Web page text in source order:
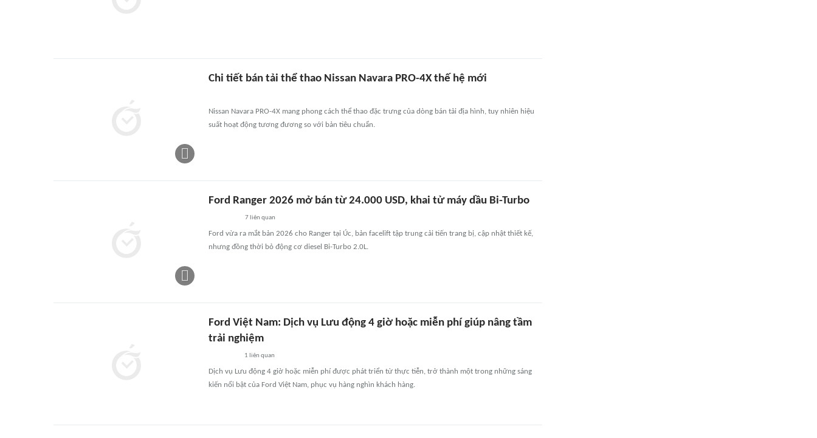
Chi tiết bán tải thể thao Nissan Navara PRO-4X thế hệ mới
Nissan Navara PRO-4X mang phong cách thể thao đặc trưng của dòng bán tải địa hình, tuy nhiên hiệu
suất hoạt động tương đương so với bản tiêu chuẩn.
Ford Ranger 2026 mở bán từ 24.000 USD, khai tử máy dầu Bi-Turbo
7 liên quan
Ford vừa ra mắt bản 2026 cho Ranger tại Úc, bản facelift tập trung cải tiến trang bị, cập nhật thiết kế,
nhưng đồng thời bỏ động cơ diesel Bi-Turbo 2.0L.
Ford Việt Nam: Dịch vụ Lưu động 4 giờ hoặc miễn phí giúp nâng tầm
trải nghiệm
1 liên quan
Dịch vụ Lưu động 4 giờ hoặc miễn phí được phát triển từ thực tiễn, trở thành một trong những sáng
kiến nổi bật của Ford Việt Nam, phục vụ hàng nghìn khách hàng.